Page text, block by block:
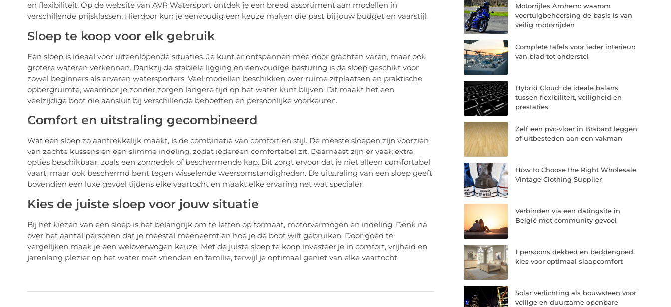
en flexibiliteit. Op de website van AVR Watersport ontdek je een breed assortiment aan modellen in
verschillende prijsklassen. Hierdoor kun je eenvoudig een keuze maken die past bij jouw budget en vaarstijl.
Sloep te koop voor elk gebruik
Een sloep is ideaal voor uiteenlopende situaties. Je kunt er ontspannen mee door grachten varen, maar ook
grotere wateren verkennen. Dankzij de stabiele ligging en eenvoudige besturing is de sloep geschikt voor
zowel beginners als ervaren watersporters. Veel modellen beschikken over ruime zitplaatsen en praktische
opbergruimte, waardoor je zonder zorgen langere tijd op het water kunt blijven. Dit maakt het een
veelzijdige boot die aansluit bij verschillende behoeften en persoonlijke voorkeuren.
Comfort en uitstraling gecombineerd
Wat een sloep zo aantrekkelijk maakt, is de combinatie van comfort en stijl. De meeste sloepen zijn voorzien
van zachte kussens en een slimme indeling, zodat iedereen comfortabel zit. Daarnaast zijn er vaak extra
opties beschikbaar, zoals een zonnedek of beschermende kap. Dit zorgt ervoor dat je niet alleen comfortabel
vaart, maar ook beschermd bent tegen wisselende weersomstandigheden. De uitstraling van een sloep geeft
bovendien een luxe gevoel tijdens elke vaartocht en maakt elke ervaring net wat specialer.
Kies de juiste sloep voor jouw situatie
Bij het kiezen van een sloep is het belangrijk om te letten op formaat, motorvermogen en indeling. Denk na
over het aantal personen dat je meestal meeneemt en hoe je de boot wilt gebruiken. Door goed te
vergelijken maak je een weloverwogen keuze. Met de juiste sloep te koop investeer je in comfort, vrijheid en
jarenlang plezier op het water met vrienden en familie, terwijl je optimaal geniet van elke vaartocht.
Motorrijles Arnhem: waarom
voertuigbeheersing de basis is van
veilig motorrijden
Complete tafels voor ieder interieur:
van blad tot onderstel
Hybrid Cloud: de ideale balans
tussen flexibiliteit, veiligheid en
prestaties
Zelf een pvc-vloer in Brabant leggen
of uitbesteden aan een vakman
How to Choose the Right Wholesale
Vintage Clothing Supplier
Verbinden via een datingsite in
België met community gevoel
1 persoons dekbed en beddengoed,
kies voor optimaal slaapcomfort
Solar verlichting als bouwsteen voor
veilige en duurzame openbare